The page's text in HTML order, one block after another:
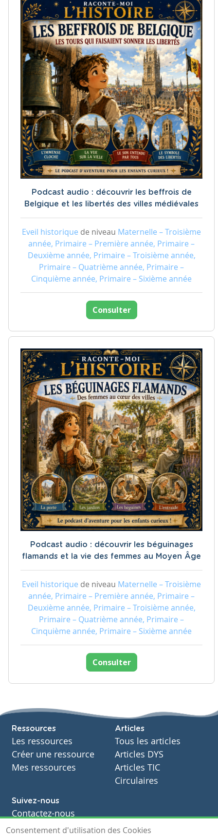
Podcast audio : découvrir les beffrois de
Belgique et les libertés des villes médiévales
Eveil historique de niveau Maternelle – Troisième
année, Primaire – Première année, Primaire –
Deuxième année, Primaire – Troisième année,
Primaire – Quatrième année, Primaire –
Cinquième année, Primaire – Sixième année
Consulter
Podcast audio : découvrir les béguinages
flamands et la vie des femmes au Moyen Âge
Eveil historique de niveau Maternelle – Troisième
année, Primaire – Première année, Primaire –
Deuxième année, Primaire – Troisième année,
Primaire – Quatrième année, Primaire –
Cinquième année, Primaire – Sixième année
Consulter
Ressources
Les ressources
Créer une ressource
Mes ressources
Articles
Tous les articles
Articles DYS
Articles TIC
Circulaires
Suivez-nous
Contactez-nous
Soutien scolaire
Consentement d'utilisation des Cookies